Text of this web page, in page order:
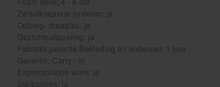
Zelfuitklapbaar systeem: ja
Opberg- draagtas: ja
Gezichtsuitsparing: ja
Fabrieksgarantie Bekleding en onderstel: 1 jaar
Garantie: Carry - in
Ergonomische vorm: ja
Stelpootjes: ja